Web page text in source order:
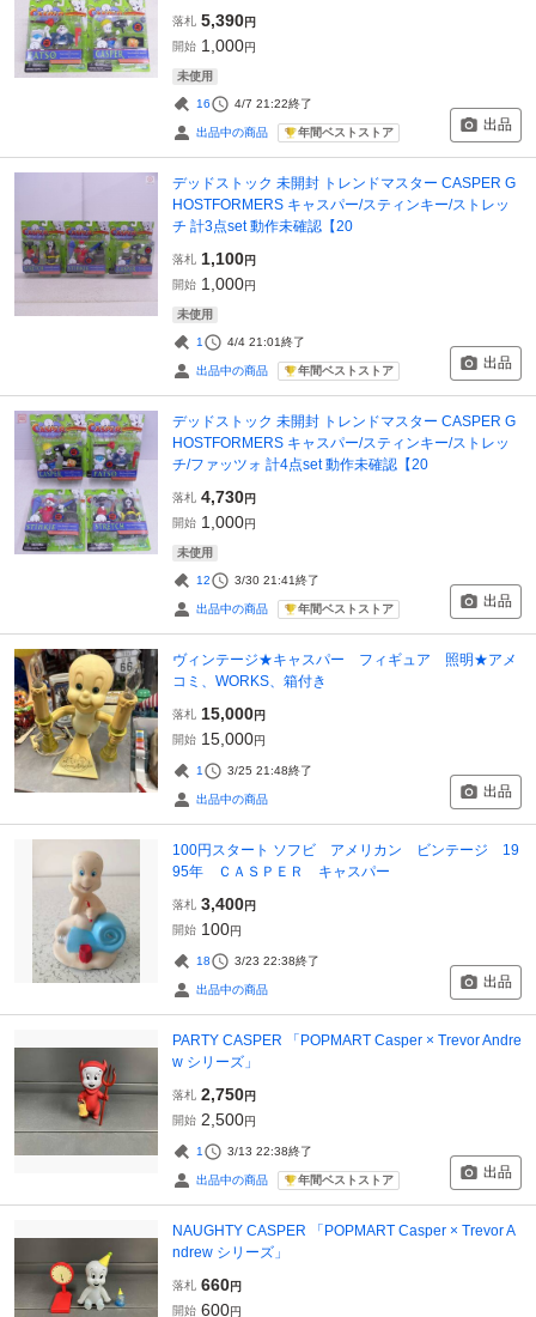
落札 5,390円
開始 1,000円
未使用
16 4/7 21:22終了
出品中の商品 年間ベストストア 出品
デッドストック 未開封 トレンドマスター CASPER G
HOSTFORMERS キャスパー/スティンキー/ストレッ
チ 計3点set 動作未確認【20
落札 1,100円
開始 1,000円
未使用
1 4/4 21:01終了
出品中の商品 年間ベストストア 出品
デッドストック 未開封 トレンドマスター CASPER G
HOSTFORMERS キャスパー/スティンキー/ストレッ
チ/ファッツォ 計4点set 動作未確認【20
落札 4,730円
開始 1,000円
未使用
12 3/30 21:41終了
出品中の商品 年間ベストストア 出品
ヴィンテージ★キャスパー フィギュア 照明★アメ
コミ、WORKS、箱付き
落札 15,000円
開始 15,000円
1 3/25 21:48終了
出品中の商品 出品
100円スタート ソフビ アメリカン ビンテージ 19
95年 ＣＡＳＰＥＲ キャスパー
落札 3,400円
開始 100円
18 3/23 22:38終了
出品中の商品 出品
PARTY CASPER 「POPMART Casper × Trevor Andre
w シリーズ」
落札 2,750円
開始 2,500円
1 3/13 22:38終了
出品中の商品 年間ベストストア 出品
NAUGHTY CASPER 「POPMART Casper × Trevor A
ndrew シリーズ」
落札 660円
開始 600円